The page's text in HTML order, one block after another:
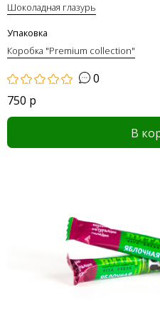
Шоколадная глазурь
Упаковка
Коробка "Premium collection"
0
750 р
В